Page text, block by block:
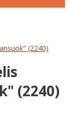
(2240)
(2240)